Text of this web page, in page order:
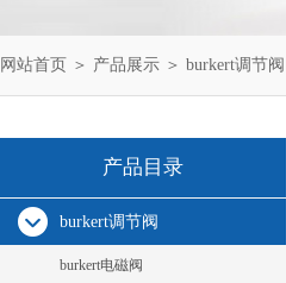
网站首页 ＞ 产品展示 ＞ burkert调节阀
产品目录
burkert调节阀
burkert电磁阀